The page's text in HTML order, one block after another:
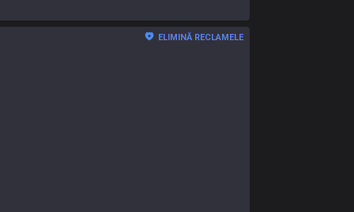
ELIMINĂ RECLAMELE